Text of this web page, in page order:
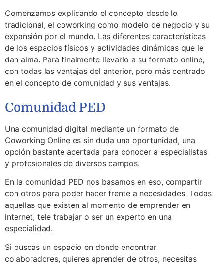
Comenzamos explicando el concepto desde lo
tradicional, el coworking como modelo de negocio y su
expansión por el mundo. Las diferentes características
de los espacios físicos y actividades dinámicas que le
dan alma. Para finalmente llevarlo a su formato online,
con todas las ventajas del anterior, pero más centrado
en el concepto de comunidad y sus ventajas.
Comunidad PED
Una comunidad digital mediante un formato de
Coworking Online es sin duda una oportunidad, una
opción bastante acertada para conocer a especialistas
y profesionales de diversos campos.
En la comunidad PED nos basamos en eso, compartir
con otros para poder hacer frente a necesidades. Todas
aquellas que existen al momento de emprender en
internet, tele trabajar o ser un experto en una
especialidad.
Si buscas un espacio en donde encontrar
colaboradores, quieres aprender de otros, necesitas